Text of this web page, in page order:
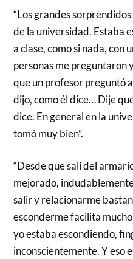
“Los grandes
de la universidad. Estaba
a clase, como si nada, con
personas me preguntaron
que un profesor preguntó
dijo, como él dice… Dije
dice. En general en la
tomó muy bien”.
“Desde que salí del
mejorado,
salir y relacionarme
esconderme facilita
yo estaba escondiendo,
inconscientemente. Y eso